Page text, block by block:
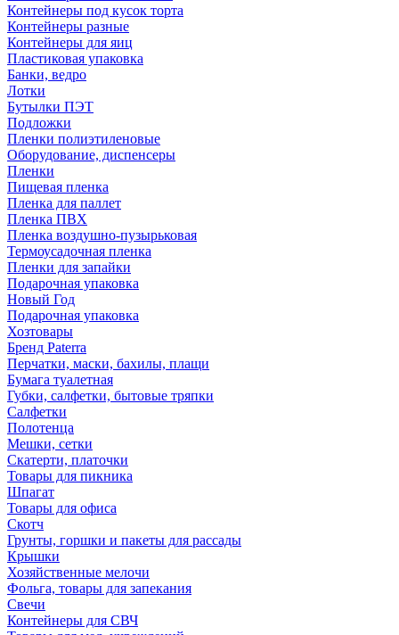
Контейнеры под кусок торта
Контейнеры разные
Контейнеры для яиц
Пластиковая упаковка
Банки, ведро
Лотки
Бутылки ПЭТ
Подложки
Пленки полиэтиленовые
Оборудование, диспенсеры
Пленки
Пищевая пленка
Пленка для паллет
Пленка ПВХ
Пленка воздушно-пузырьковая
Термоусадочная пленка
Пленки для запайки
Подарочная упаковка
Новый Год
Подарочная упаковка
Хозтовары
Бренд Paterra
Перчатки, маски, бахилы, плащи
Бумага туалетная
Губки, салфетки, бытовые тряпки
Салфетки
Полотенца
Мешки, сетки
Скатерти, платочки
Товары для пикника
Шпагат
Товары для офиса
Скотч
Грунты, горшки и пакеты для рассады
Крышки
Хозяйственные мелочи
Фольга, товары для запекания
Свечи
Контейнеры для СВЧ